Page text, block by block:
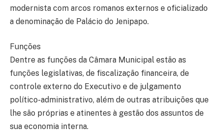
modernista com arcos romanos externos e oficializado
a denominação de Palácio do Jenipapo.
Funções
Dentre as funções da Câmara Municipal estão as
funções legislativas, de fiscalização financeira, de
controle externo do Executivo e de julgamento
político-administrativo, além de outras atribuições que
lhe são próprias e atinentes à gestão dos assuntos de
sua economia interna.